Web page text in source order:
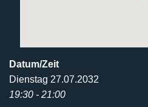
Datum/Zeit
Dienstag 27.07.2032
19:30 - 21:00